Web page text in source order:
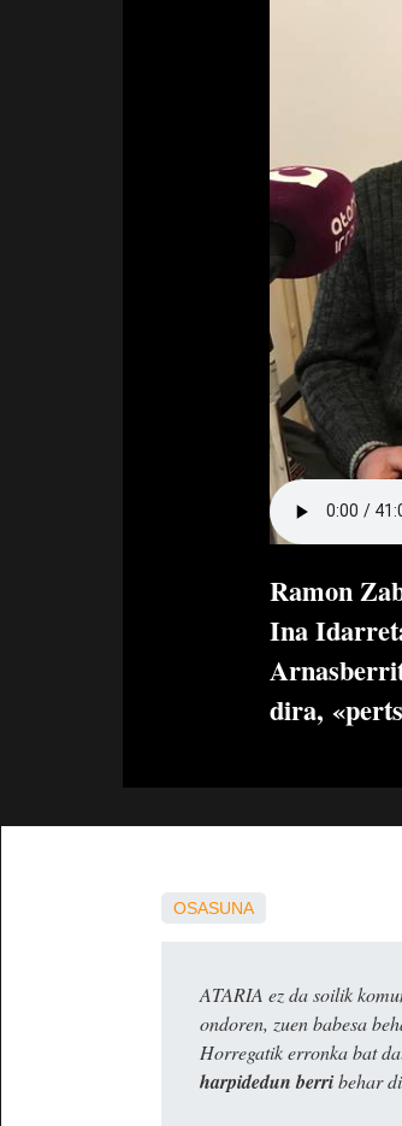
Ramon
Ina
dira,
OSASUNA
ATARIA ez da soilik
ondoren, zuen babesa
Horregatik erronka bat
harpidedun berribehar